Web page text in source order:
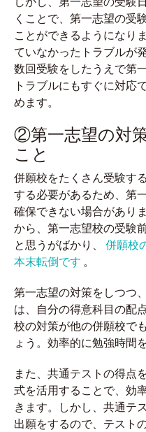
くことで、第一志望の受
ことができるようになり
ていなかったトラブルが
数回受験をしたうえで第
トラブルにもすぐに対応
めます。
②第一志望の対
こと
併願校をたくさん受験す
する必要があるため、第
確保できない場合があり
から、第一志望校の受験
と思うがばかり、
併願校
本末転倒です 。
第一志望の対策をしつつ
は、自分の得意科目の配
校の対策が他の併願校で
ょう。効率的に勉強時間
また、共通テストの得点
式を活用することで、効
きます。しかし、共通テ
出願をするので、テスト